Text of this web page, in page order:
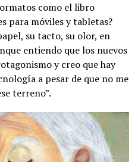
como el libro
para móviles y tabletas?
su tacto, su olor, en
entiendo que los nuevos
y creo que hay
a pesar de que no me
terreno”.